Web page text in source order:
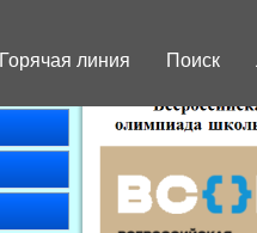
Горячая линия Поиск